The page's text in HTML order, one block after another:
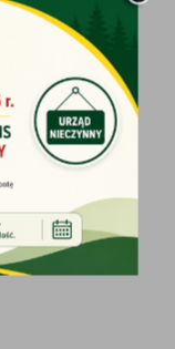
LUTEGO
na dzień